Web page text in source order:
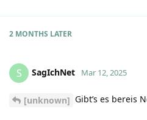
2 MONTHS LATER
S SagIchNet Mar 12, 2025
[unknown] Gibt’s es bereis